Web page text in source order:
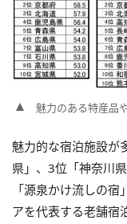
魅力のある特産品
魅力的な宿泊施設が
県」、3位「神奈川
「源泉かけ流しの
アを代表する老舗宿